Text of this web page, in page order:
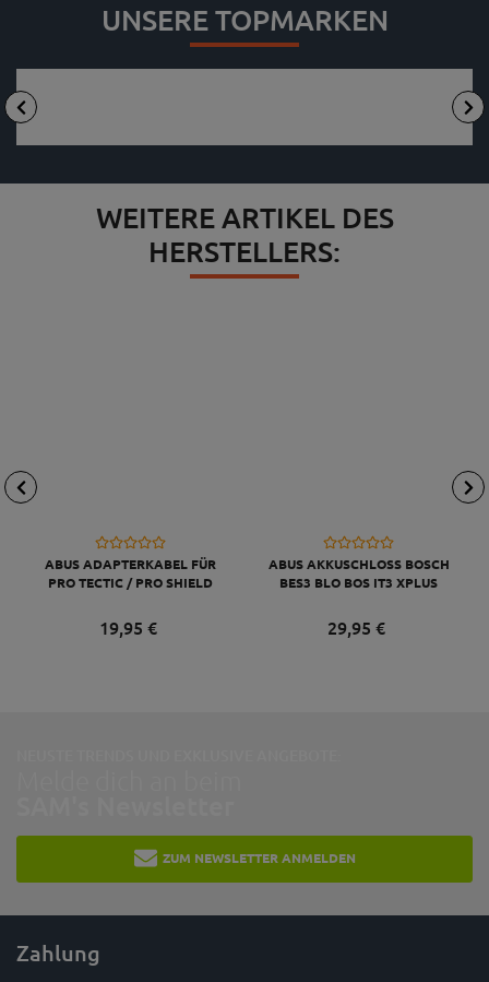
UNSERE TOPMARKEN
WEITERE ARTIKEL DES
HERSTELLERS:
ABUS ADAPTERKABEL FÜR
PRO TECTIC / PRO SHIELD
19,95 €
ABUS AKKUSCHLOSS BOSCH
BES3 BLO BOS IT3 XPLUS
29,95 €
ZUM NEWSLETTER ANMELDEN
Zahlung